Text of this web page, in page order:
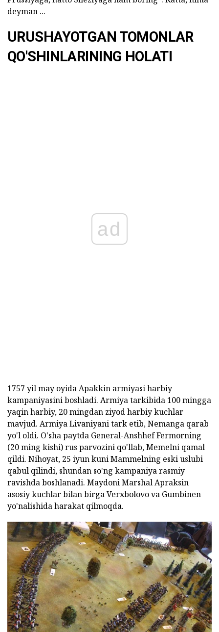
deyman ...
URUSHAYOTGAN TOMONLAR
QO'SHINLARINING HOLATI
ad
1757 yil may oyida Apakkin armiyasi harbiy
kampaniyasini boshladi. Armiya tarkibida 100 mingga
yaqin harbiy, 20 mingdan ziyod harbiy kuchlar
mavjud. Armiya Livaniyani tark etib, Nemanga qarab
yo'l oldi. O'sha paytda General-Anshhef Fermorning
(20 ming kishi) rus parvozini qo'llab, Memelni qamal
qildi. Nihoyat, 25 iyun kuni Mammelning eski uslubi
qabul qilindi, shundan so'ng kampaniya rasmiy
ravishda boshlanadi. Maydoni Marshal Apraksin
asosiy kuchlar bilan birga Verxbolovo va Gumbinen
yo'nalishida harakat qilmoqda.